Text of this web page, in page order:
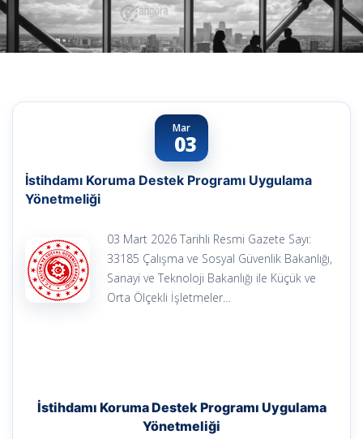
Mar
03
İstihdamı Koruma Destek Programı Uygulama
Yönetmeliği
03 Mart 2026 Tarihli Resmi Gazete Sayı:
33185 Çalışma ve Sosyal Güvenlik Bakanlığı,
Sanayi ve Teknoloji Bakanlığı ile Küçük ve
Orta Ölçekli İşletmeler…
İstihdamı Koruma Destek Programı Uygulama
Yönetmeliği